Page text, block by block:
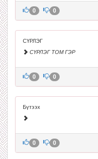
0 0
СҮРЛЭГ
СҮРЛЭГ ТОМ ГЭР
0 0
Бүтээх
0 0